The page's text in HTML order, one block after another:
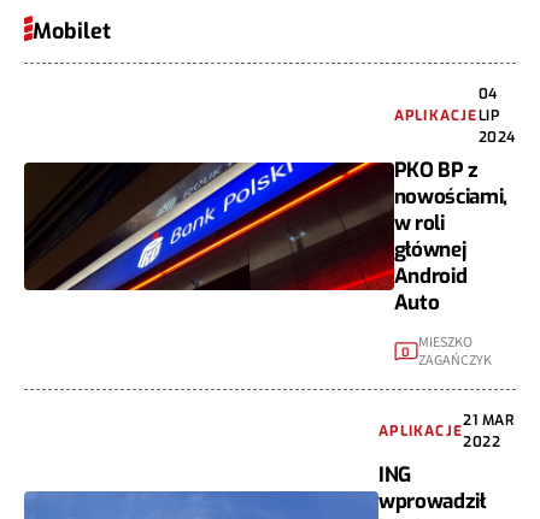
Mobilet
APLIKACJE
04
LIP
2024
PKO BP z
nowościami,
w roli
głównej
Android
Auto
0 MIESZKO
ZAGAŃCZYK
APLIKACJE
21 MAR
2022
ING
wprowadził